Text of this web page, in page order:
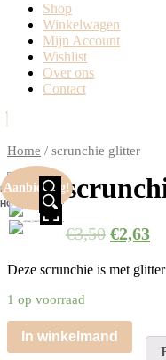
Shop
Winkelwagen
Mijn Account
Wishlist
Over ons
Contact
Close
Home / scrunchie glitter
Aanbieding!
HOVER
HOVER
€3,50 €2,63
Deze scrunchie is met
1 op voorraad
In winkelmand